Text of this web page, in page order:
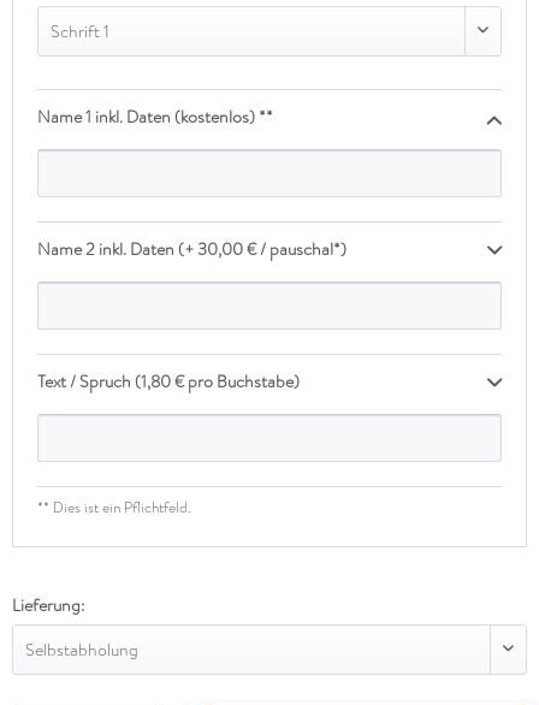
Schrift 1
Name 1 inkl. Daten (kostenlos) **
Name 2 inkl. Daten (+ 30,00 € / pauschal*)
Text / Spruch (1,80 € pro Buchstabe)
** Dies ist ein Pflichtfeld.
Lieferung:
Selbstabholung